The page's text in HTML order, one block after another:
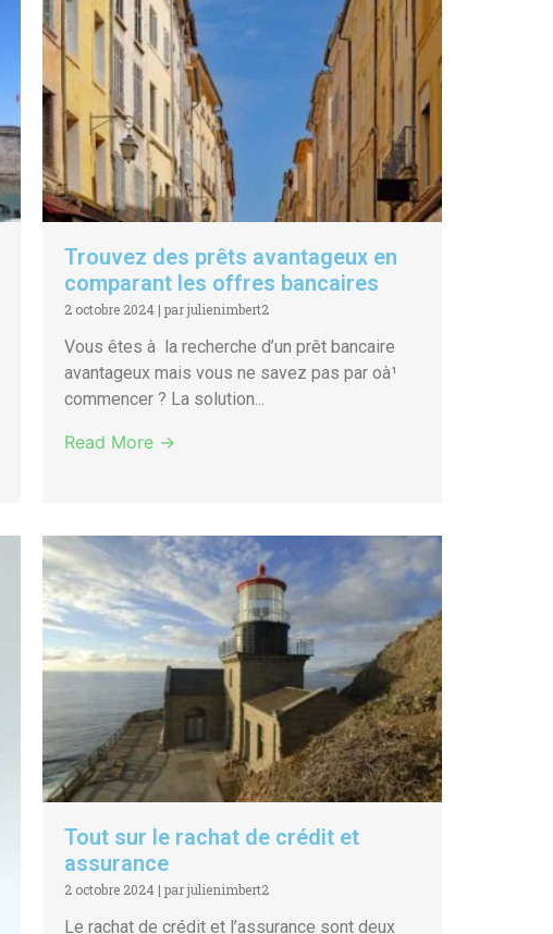
Trouvez des prêts avantageux en
comparant les offres bancaires
2 octobre 2024 |par julienimbert2
Vous êtes à la recherche d’un prêt bancaire
avantageux mais vous ne savez pas par oà¹
commencer ? La solution...
Read More →
Tout sur le rachat de crédit et
assurance
2 octobre 2024 |par julienimbert2
Le rachat de crédit et l’assurance sont deux